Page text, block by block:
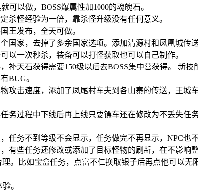
可以做，BOSS爆属性加1000的魂魄石。
杀怪经验为一倍，靠杀怪升级没有任何意义。
王发布，全天可做。
国家，去掉了多余国家选项。添加清源村和凤凰城传
以一次秒杀，装备可以打怪获取也可以自己制作。
补天石获得需要150级以后去BOSS集中营获得。 新技
BUG。
攻击速度，添加了凤尾村车夫到各山寨的传送，王
务过程中下线后再上线只要镖车还在修改为不丢失
任务不到等级不会显示，任务做完不再显示，NPC也
有些任务还修改或添加了目标怪物的刷新，在不影响
。比如宝盒任务，点富不仁换取银子后再点他可以无
。